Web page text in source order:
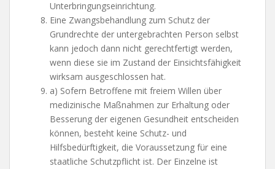
Unterbringungseinrichtung.
Eine Zwangsbehandlung zum Schutz der
Grundrechte der untergebrachten Person selbst
kann jedoch dann nicht gerechtfertigt werden,
wenn diese sie im Zustand der Einsichtsfähigkeit
wirksam ausgeschlossen hat.
a) Sofern Betroffene mit freiem Willen über
medizinische Maßnahmen zur Erhaltung oder
Besserung der eigenen Gesundheit entscheiden
können, besteht keine Schutz- und
Hilfsbedürftigkeit, die Voraussetzung für eine
staatliche Schutzpflicht ist. Der Einzelne ist